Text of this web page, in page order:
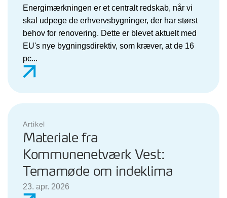
Energimærkningen er et centralt redskab, når vi
skal udpege de erhvervsbygninger, der har størst
behov for renovering. Dette er blevet aktuelt med
EU's nye bygningsdirektiv, som kræver, at de 16
pc...
Artikel
Materiale fra
Kommunenetværk Vest:
Temamøde om indeklima
23. apr. 2026